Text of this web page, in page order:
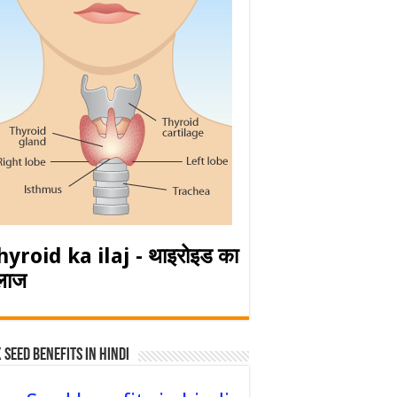
ka ilaj - थाइरोइड का
Seed Benefits in hindi